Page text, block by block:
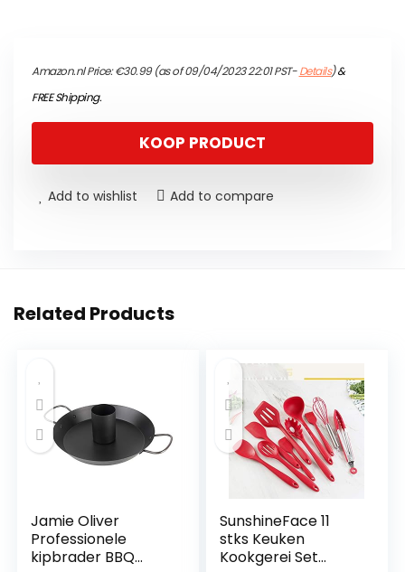
Amazon.nl Price:€30.99(as of 09/04/2023 22:01 PST-Details)&
FREE Shipping.
KOOP PRODUCT
Add to wishlist Add to compare
Related Products
Jamie Oliver
Professionele
kipbrader BBQ
SunshineFace 11
stks Keuken
Kookgerei Set